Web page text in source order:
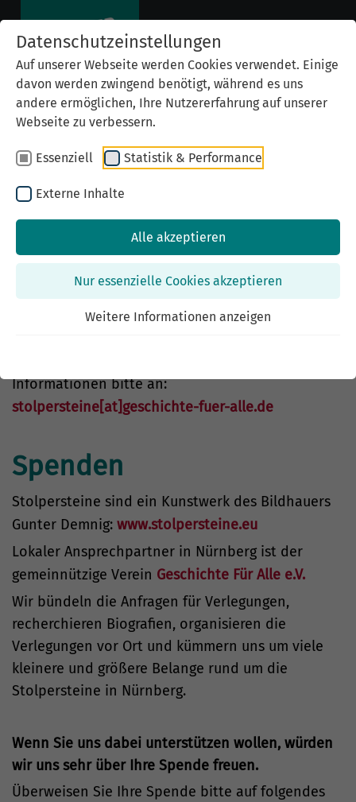
Datenschutzeinstellungen
Auf unserer Webseite werden Cookies verwendet. Einige
davon werden zwingend benötigt, während es uns
andere ermöglichen, Ihre Nutzererfahrung auf unserer
Webseite zu verbessern.
Essenziell Statistik & Performance
Externe Inhalte
Alle akzeptieren
Nur essenzielle Cookies akzeptieren
Weitere Informationen anzeigen
Projekt unterstützen
Patenschaft
Informationen bitte an:
stolpersteine[at]geschichte-fuer-alle.de
Spenden
Stolpersteine sind ein Kunstwerk des Bildhauers
Gunter Demnig: www.stolpersteine.eu
Lokaler Ansprechpartner in Nürnberg ist der
gemeinnützige Verein Geschichte Für Alle e.V.
Wir bündeln die Anfragen für Verlegungen,
recherchieren Biografien, organisieren die
Verlegungen vor Ort und kümmern uns um viele
kleinere und größere Belange rund um die
Stolpersteine in Nürnberg.
Wenn Sie uns dabei unterstützen wollen, würden
wir uns sehr über Ihre Spende freuen.
Überweisen Sie Ihre Spende bitte auf folgendes